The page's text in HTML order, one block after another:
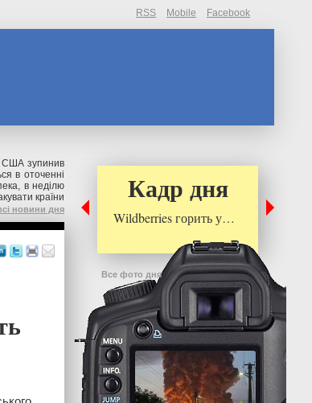
RSS Mobile Facebook
зупинив
в оточенні
в неділю
країни
новини дня
Кадр дня
Wildberries горить у…
Все фото дня